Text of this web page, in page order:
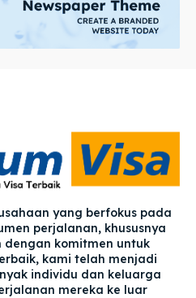
yang berfokus pada
perjalanan, khususnya
dengan komitmen untuk
kami telah menjadi
individu dan keluarga
mereka ke luar